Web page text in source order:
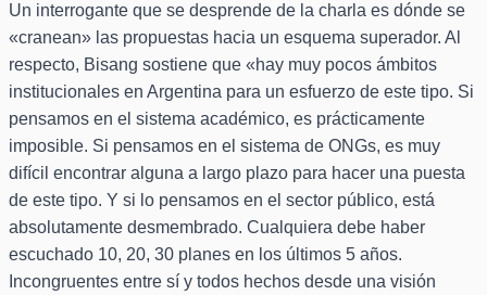
Un interrogante que se desprende de la charla es dónde se
«cranean» las propuestas hacia un esquema superador. Al
respecto, Bisang sostiene que «hay muy pocos ámbitos
institucionales en Argentina para un esfuerzo de este tipo. Si
pensamos en el sistema académico, es prácticamente
imposible. Si pensamos en el sistema de ONGs, es muy
difícil encontrar alguna a largo plazo para hacer una puesta
de este tipo. Y si lo pensamos en el sector público, está
absolutamente desmembrado. Cualquiera debe haber
escuchado 10, 20, 30 planes en los últimos 5 años.
Incongruentes entre sí y todos hechos desde una visión